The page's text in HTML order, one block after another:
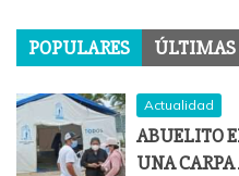
POPULARES ÚLTIMAS
Actualidad
ABUELITO
UNA